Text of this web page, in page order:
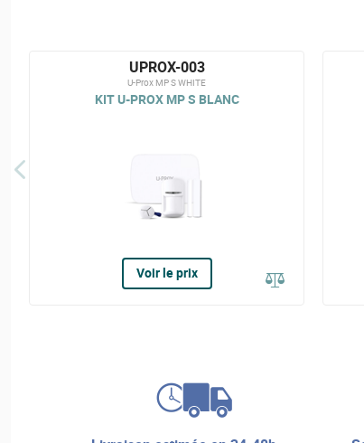
UPROX-003
U-Prox MP S WHITE
KIT U-PROX MP S BLANC
Voir le prix